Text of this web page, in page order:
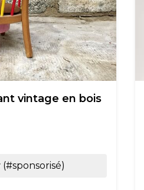
vintage en bois